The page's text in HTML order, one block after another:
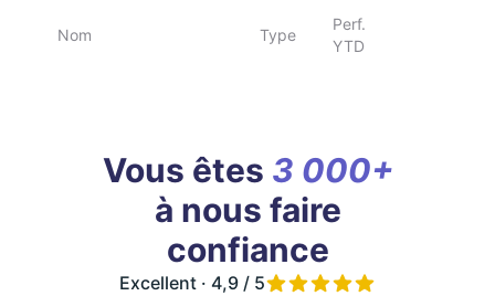
Nom Type
Perf.
YTD
Vous êtes 3 000+
à nous faire
confiance
Excellent · 4,9 / 5